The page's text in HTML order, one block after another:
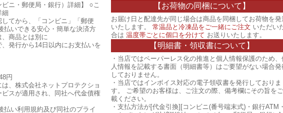
ビニ・郵便局・銀行）詳細】
○こ
細
てから、「コンビニ」「郵便
払いできる安心・簡単な決済方
商品とは別に
発行から14日以内にお支払いを
円
、株式会社ネットプロテクショ
ビスが適用され、同社へ代金債権
払い利用規約及び同社のプライ
【お荷物の同梱について】
お届け日と配達先が同じ場合は商品を同梱してお荷物を発
いたします。 常温品と冷凍品をご一緒にご注文 いただい
合は 温度帯ごとに個口を分けて お送りいたします。
【明細書・領収書について】
・当店ではペーパーレス化の推進と個人情報保護のため、
人情報を記載する書面（明細書等）はご要望がない場合発
しておりません。
・当店ではインボイス対応の電子領収書を発行しておりま
す。 ご希望のお客様は、ご注文の際、備考欄にその旨を
載ください。
・支払方法が[代金引換][コンビニ(番号端末式)・銀行ATM